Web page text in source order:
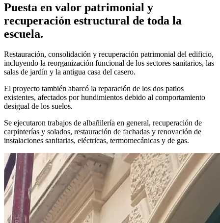
Puesta en valor patrimonial y
recuperación estructural de toda la
escuela.
Restauración, consolidación y recuperación patrimonial del edificio,
incluyendo la reorganización funcional de los sectores sanitarios, las
salas de jardín y la antigua casa del casero.
El proyecto también abarcó la reparación de los dos patios
existentes, afectados por hundimientos debido al comportamiento
desigual de los suelos.
Se ejecutaron trabajos de albañilería en general, recuperación de
carpinterías y solados, restauración de fachadas y renovación de
instalaciones sanitarias, eléctricas, termomecánicas y de gas.